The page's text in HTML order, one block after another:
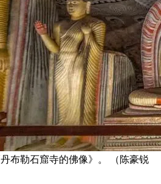
布勒石窟寺的佛像》。 （陈豪锐